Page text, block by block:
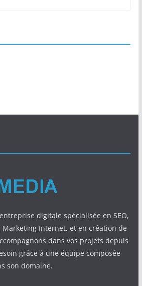
digitale spécialisée en SEO,
Marketing Internet, et en création de
dans vos projets depuis
grâce à une équipe composée
son domaine.